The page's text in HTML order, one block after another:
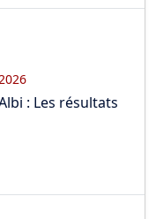
: Les résultats